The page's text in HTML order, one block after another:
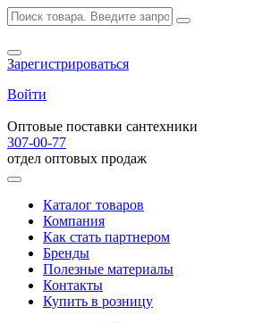
Зарегистрироваться
Войти
Оптовые поставки сантехники
307-00-77
отдел оптовых продаж
Каталог товаров
Компания
Как стать партнером
Бренды
Полезные материалы
Контакты
Купить в розницу